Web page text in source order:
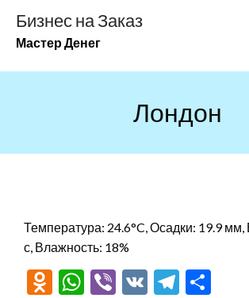
содержимому
Бизнес на Заказ
Мастер Денег
Лондон
Температура: 24.6°C, Осадки: 19.9 мм,
с, Влажность: 18%
Odnoklassniki
WhatsApp
Viber
VK